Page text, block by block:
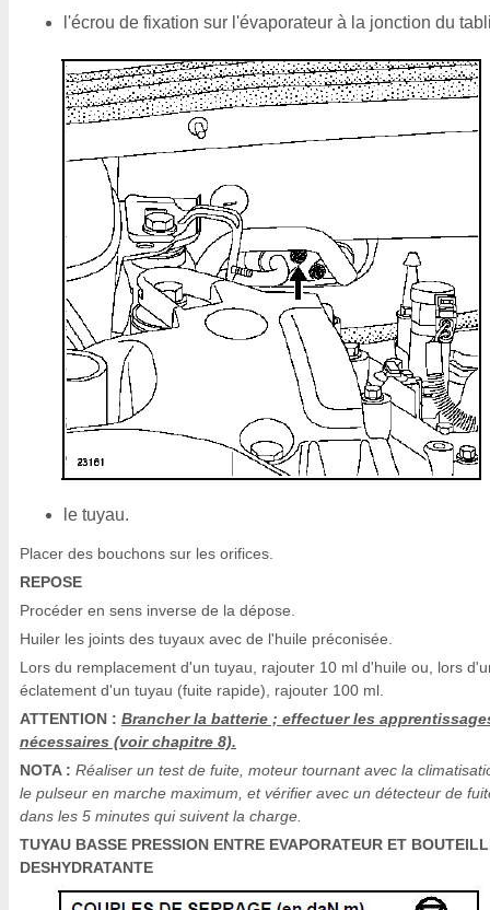
l'écrou de fixation sur l'évaporateur à la jonction du
le tuyau.
Placer des bouchons sur les orifices.
REPOSE
Procéder en sens inverse de la dépose.
Huiler les joints des tuyaux avec de l'huile préconisée.
Lors du remplacement d'un tuyau, rajouter 10 ml d'huile ou, lors
éclatement d'un tuyau (fuite rapide), rajouter 100 ml.
ATTENTION : Brancher la batterie ; effectuer les
nécessaires (voir chapitre 8).
NOTA : Réaliser un test de fuite, moteur tournant avec la
le pulseur en marche maximum, et vérifier avec un détecteur de
dans les 5 minutes qui suivent la charge.
TUYAU BASSE PRESSION ENTRE EVAPORATEUR ET
DESHYDRATANTE